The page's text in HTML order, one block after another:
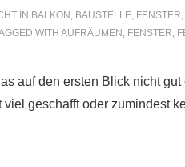
IN BALKON , BAUSTELLE, FENSTER,
WITH AUFRÄUMEN , FENSTER,
auf den ersten Blick nicht
geschafft oder zumindest